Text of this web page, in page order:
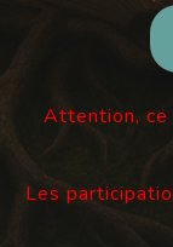
Attention, ce
Les